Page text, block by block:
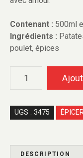
Contenant : 500ml
Ingrédients :
poulet, épices
UGS : 3475
DESCRIPTION